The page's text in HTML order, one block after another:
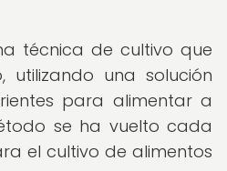
técnica de cultivo que
utilizando una solución
para alimentar a
se ha vuelto cada
el cultivo de alimentos